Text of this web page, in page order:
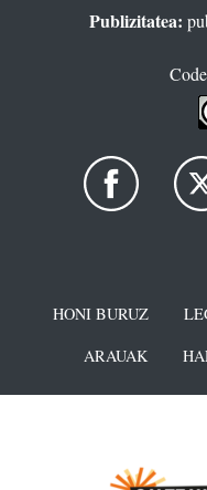
Publizitatea:
HONI BURUZ
ARAUAK